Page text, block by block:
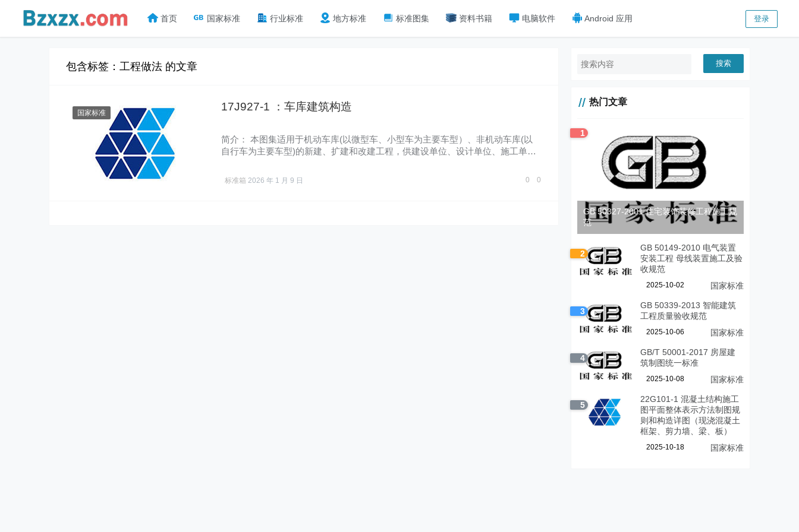
首页 国家标准 行业标准 地方标准 标准图集 资料书籍 电脑软件 Android 应用 登录
包含标签：工程做法 的文章
国家标准 17J927-1 ：车库建筑构造
简介： 本图集适用于机动车库(以微型车、小型车为主要车型）、非机动车库(以
自行车为主要车型)的新建、扩建和改建工程，供建设单位、设计单位、施工单
标准箱 2026 年 1 月 9 日 0 0
搜索
热门文章
1
GB 50327-2001 住宅装饰装修工程施工规
范
2
GB 50149-2010 电气装置
安装工程 母线装置施工及验
收规范
2025-10-02 国家标准
3
GB 50339-2013 智能建筑
工程质量验收规范
2025-10-06 国家标准
4
GB/T 50001-2017 房屋建
筑制图统一标准
2025-10-08 国家标准
5
22G101-1 混凝土结构施工
图平面整体表示方法制图规
则和构造详图（现浇混凝土
框架、剪力墙、梁、板）
2025-10-18 国家标准